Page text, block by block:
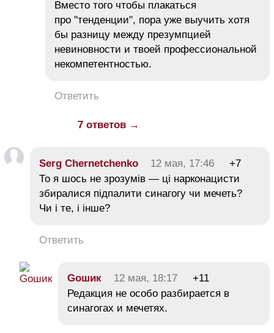
Вместо того чтобы плакаться
про "тенденции", пора уже выучить хотя
бы разницу между презумпцией
невиновности и твоей профессиональной
некомпетентностью.
Ответить
7 ответов →
Serg Chernetchenko 12 мая, 17:46
+7
То я шось не зрозумів — ці нарконацисти
збиралися підпалити синагогу чи мечеть?
Чи і те, і інше?
Ответить
Goшик 12 мая, 18:17
+11
Редакция не особо разбирается в
синагогах и мечетях.